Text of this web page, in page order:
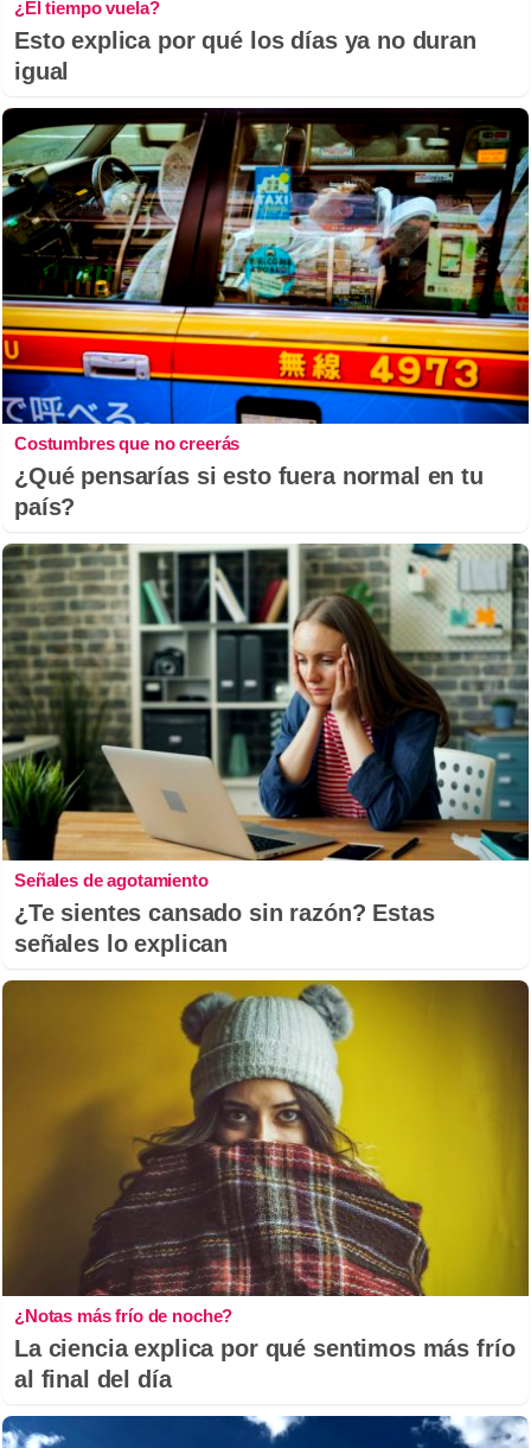
¿El tiempo vuela?
Esto explica por qué los días ya no duran
igual
Costumbres que no creerás
¿Qué pensarías si esto fuera normal en tu
país?
Señales de agotamiento
¿Te sientes cansado sin razón? Estas
señales lo explican
¿Notas más frío de noche?
La ciencia explica por qué sentimos más frío
al final del día